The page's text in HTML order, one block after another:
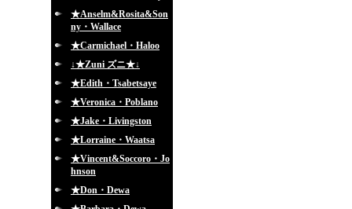
★Anselm&Rosita&Son
ny・Wallace
★Carmichael・Haloo
↓★Zuni ズニ★↓
★Edith・Tsabetsaye
★Veronica・Poblano
★Jake・Livingston
★Lorraine・Waatsa
★Vincent&Soccoro・Jo
hnson
★Don・Dewa